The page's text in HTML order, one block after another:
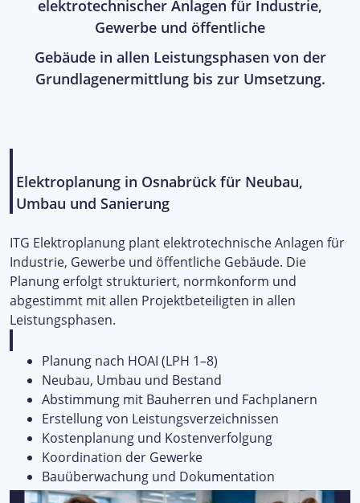
elektrotechnischer Anlagen für Industrie,
Gewerbe und öffentliche
Gebäude in allen Leistungsphasen von der
Grundlagenermittlung bis zur Umsetzung.
Elektroplanung in Osnabrück für Neubau,
Umbau und Sanierung
ITG Elektroplanung plant elektrotechnische Anlagen für
Industrie, Gewerbe und öffentliche Gebäude. Die
Planung erfolgt strukturiert, normkonform und
abgestimmt mit allen Projektbeteiligten in allen
Leistungsphasen.
Planung nach HOAI (LPH 1–8)
Neubau, Umbau und Bestand
Abstimmung mit Bauherren und Fachplanern
Erstellung von Leistungsverzeichnissen
Kostenplanung und Kostenverfolgung
Koordination der Gewerke
Bauüberwachung und Dokumentation